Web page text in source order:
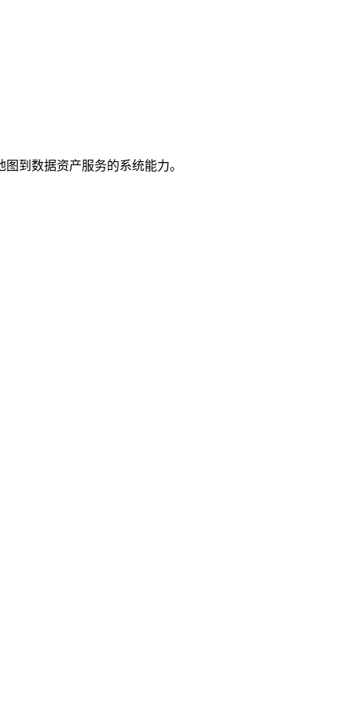
到数据资产服务的系统能力。